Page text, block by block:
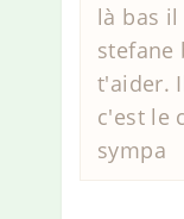
là bas
stefane
t'aider.
c'est le
sympa